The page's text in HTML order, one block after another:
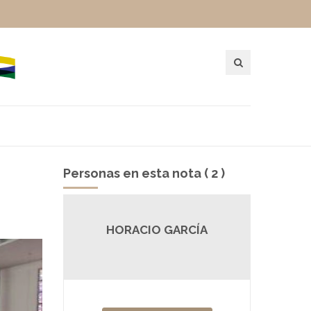
Personas en esta nota ( 2 )
HORACIO GARCÍA